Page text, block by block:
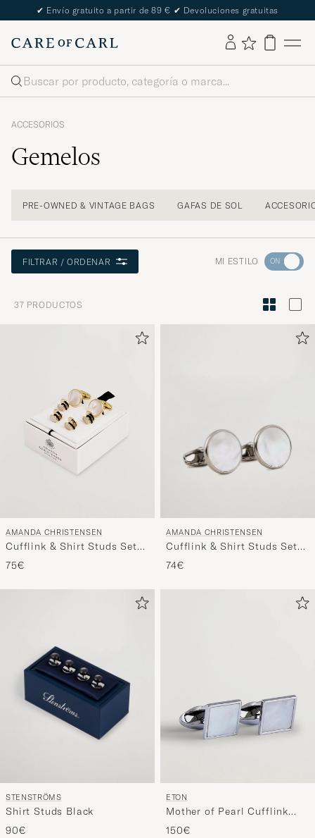
The Care of Carl Passport
Buscar
ACCESORIOS
Gemelos
PRE-OWNED & VINTAGE BAGS GAFAS DE SOL
FILTRAR / ORDENAR MI ESTILO Ve
y
disfruta
de
ti.
37 PRODUCTOS
AMANDA CHRISTENSEN
Cufflink & Shirt Studs Set
Gold
75€
AMANDA CHRISTENSEN
Cufflink & Shirt Studs Set
White/Silver
74€
STENSTRÖMS
Shirt Studs Black
90€
ETON
Mother of Pearl Cufflink
White
150€